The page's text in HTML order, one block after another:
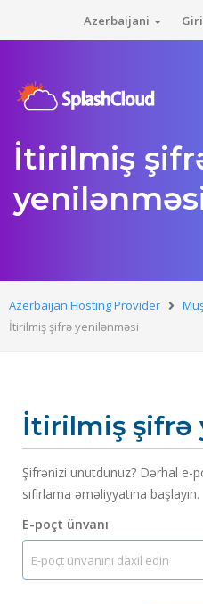
Azerbaijani
İtirilmiş
Azerbaijan Hosting Provider
İtirilmiş şifrə yenilənməsi
İtirilmiş şifrə
Şifrənizi unutdunuz? Dərhal e-
sıfırlama əməliyyatına başlayın.
E-poçt ünvanı